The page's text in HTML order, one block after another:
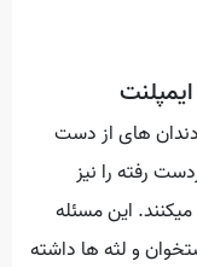
دندان های از دست
رفته را نیز
این مسئله
و لثه ها داشته